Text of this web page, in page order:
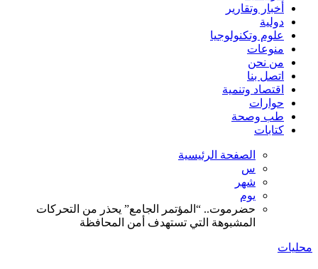
أخبار وتقارير
دولية
علوم وتكنولوجيا
منوعات
من نحن
اتصل بنا
اقتصاد وتنمية
حوارات
طب وصحة
كتابات
الصفحة الرئيسية
س
شهر
يوم
حضرموت.. “المؤتمر الجامع” يحذر من التحركات
المشبوهة التي تستهدف أمن المحافظة
محليات